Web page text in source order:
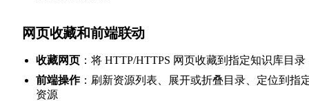
网页收藏和前端联动
收藏网页 ：将 HTTP/HTTPS 网页收藏到指定知识库目录
前端操作：刷新资源列表、展开或折叠目录、定位到指
资源